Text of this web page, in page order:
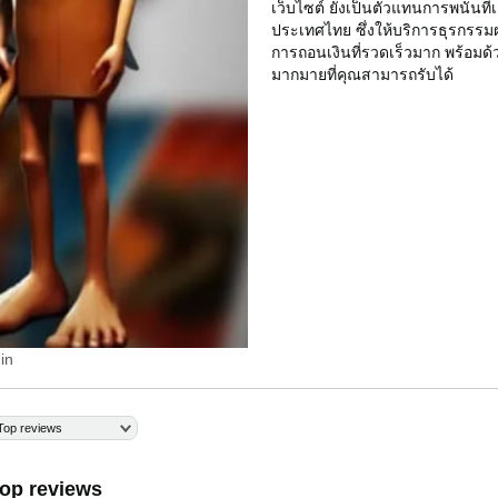
เว็บไซต์ ยังเป็นตัวแทนการพนันที่
ประเทศไทย ซึ่งให้บริการธุรกรร
การถอนเงินที่รวดเร็วมาก พร้อม
มากมายที่คุณสามารถรับได้
reviews
reviews